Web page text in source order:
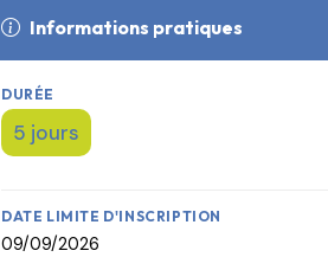
Informations pratiques
DURÉE
5 jours
DATE LIMITE D'INSCRIPTION
09/09/2026